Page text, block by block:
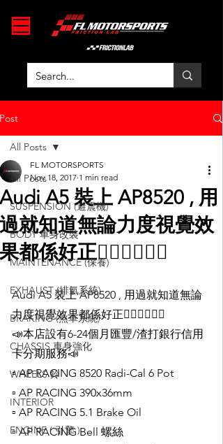
Post
All Posts
SUSPENSION (避震機)
BODY 車身改裝
MAINTENANCE (保養)
EXHAUST (排氣系統)
BRAKING (煞車系統)
CHASSIS 車身強化
WHEELS 鈴
INTERIOR
ENGINE ( 引擎 )
All Posts
Audi A5 裝上 AP8520 , 用
過就知道無論力度視覺效
果都係好正✌🏻✌🏻👌🏻
FL MOTORSPORTS
Nov 18, 2017 1 min read
Audi A5 裝上 AP8520 , 用過就知道無論
力度視覺效果都係好正✌🏻✌🏻👌🏻
📣本店設有6-24個月匯豐/渣打銀行信用
卡分期服務📣
▫️ AP RACING 8520 Radi-Cal 6 Pot
▫️ AP RACING 390x36mm
▫️ AP RACING 5.1 Brake Oil
▫️ AP RACING Bell 螺絲